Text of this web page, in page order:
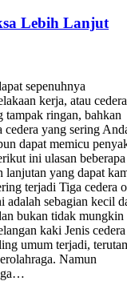
Lebih Lanjut
sepenuhnya
kerja, atau cedera
tampak ringan, bahkan
cedera yang sering
dapat memicu
ini ulasan beberapa
lanjutan yang dapat
terjadi Tiga cedera
adalah sebagian kecil
bukan tidak mungkin
kaki Jenis cedera
umum terjadi,
Namun